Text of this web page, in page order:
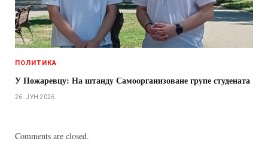
ПОЛИТИКА
У Пожаревцу: На штанду Самоорганизоване групе студената
26. ЈУН 2026.
Comments are closed.